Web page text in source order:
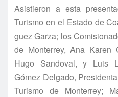
Asistieron a esta
Turismo en el Estado de
guez Garza; los
de Monterrey, Ana Karen
Hugo Sandoval, y Luis
Gómez Delgado,
Turismo de Monterrey;